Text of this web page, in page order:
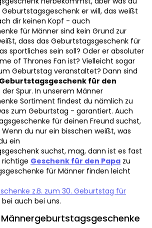
er will, das weißt
dir keinen Kopf - auch
für Männer sind kein Grund zur
dass das Geburtstagsgeschenk für
sportliches sein soll? Oder er absoluter
of Thrones Fan ist? Vielleicht sogar
Geburtstag veranstaltet? Dann sind
Geburtstagsgeschenk für den
Spur. In unserem Männer
Sortiment findest du nämlich zu
zum Geburtstag - garantiert. Auch
für deinen Freund suchst,
du nur ein bisschen weißt, was
ein
suchst, mag, dann ist es fast
richtige Geschenk für den Papa zu
für Männer finden leicht
z.B. zum 30. Geburtstag für
auch bei uns.